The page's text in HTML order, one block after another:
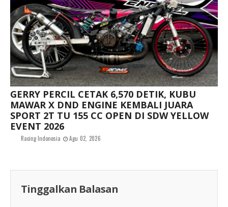
GERRY PERCIL CETAK 6,570 DETIK, KUBU
MAWAR X DND ENGINE KEMBALI JUARA
SPORT 2T TU 155 CC OPEN DI SDW YELLOW
EVENT 2026
Racing Indonesia Agu 02, 2026
Tinggalkan Balasan